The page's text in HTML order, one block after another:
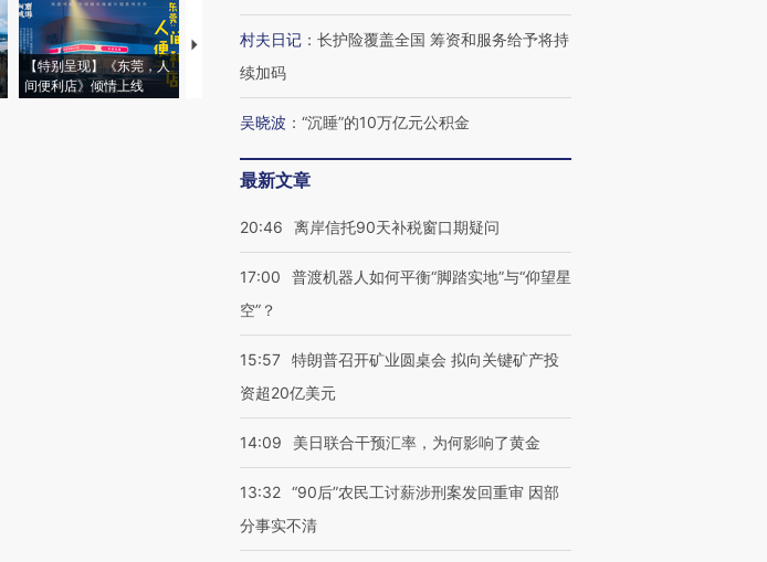
【特别呈现】《东莞，人
间便利店》倾情上线
【推广】走进第四届链博
会，让数智科技“链”接产
【商旅对话】华住集团
村夫日记 ： 长护险覆盖全国 筹资和服务给予将持
续加码
吴晓波 ： “沉睡”的10万亿元公积金
最新文章
20:46 离岸信托90天补税窗口期疑问
17:00
普渡机器人如何平衡“脚踏实地”与“仰望星
空”？
15:57 特朗普召开矿业圆桌会 拟向关键矿产投
资超20亿美元
14:09 美日联合干预汇率，为何影响了黄金
13:32 “90后”农民工讨薪涉刑案发回重审 因部
分事实不清